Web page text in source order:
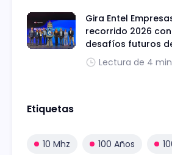
Gira Entel
recorrido 2026
desafíos futuros
Lectura de 4
Etiquetas
10 Mhz 100 Años